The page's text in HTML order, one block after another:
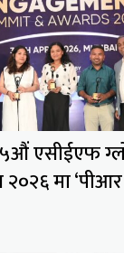
एसीईएफ
२०२६ मा